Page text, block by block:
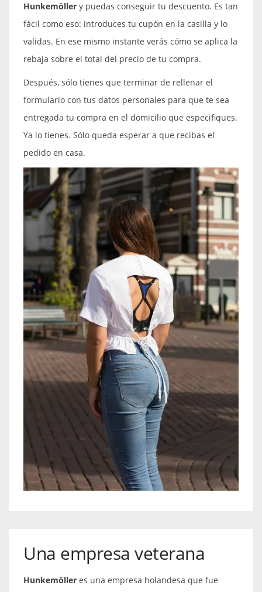
Hunkemöller y puedas conseguir tu descuento. Es tan
fácil como eso: introduces tu cupón en la casilla y lo
validas. En ese mismo instante verás cómo se aplica la
rebaja sobre el total del precio de tu compra.
Después, sólo tienes que terminar de rellenar el
formulario con tus datos personales para que te sea
entregada tu compra en el domicilio que especifiques.
Ya lo tienes. Sólo queda esperar a que recibas el
pedido en casa.
Una empresa veterana
Hunkemöller es una empresa holandesa que fue